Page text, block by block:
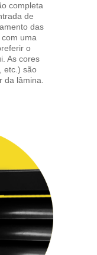
completa
de
das
uma
o
As cores
etc.) são
da lâmina.